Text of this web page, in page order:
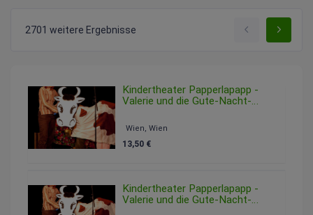
2701 weitere Ergebnisse
Kindertheater Papperlapapp -
Valerie und die Gute-Nacht-
Wien, Wien
13,50 €
Kindertheater Papperlapapp -
Valerie und die Gute-Nacht-